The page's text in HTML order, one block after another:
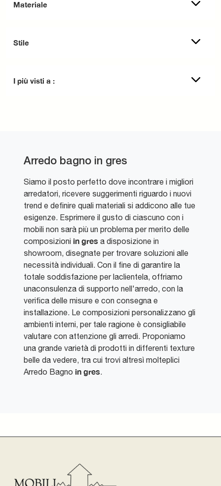
Materiale
Stile
I più visti a :
Arredo bagno in gres
Siamo il posto perfetto dove incontrare i migliori
arredatori, ricevere suggerimenti riguardo i nuovi
trend e definire quali materiali si addicono alle tue
esigenze. Esprimere il gusto di ciascuno con i
mobili non sarà più un problema per merito delle
composizioni in gres a disposizione in
showroom, disegnate per trovare soluzioni alle
necessità individuali. Con il fine di garantire la
totale soddisfazione per laclientela, offriamo
unaconsulenza di supporto nell'arredo, con la
verifica delle misure e con consegna e
installazione. Le composizioni personalizzano gli
ambienti interni, per tale ragione è consigliabile
valutare con attenzione gli arredi. Proponiamo
una grande varietà di prodotti in differenti texture
belle da vedere, tra cui trovi altresì molteplici
Arredo Bagno in gres.